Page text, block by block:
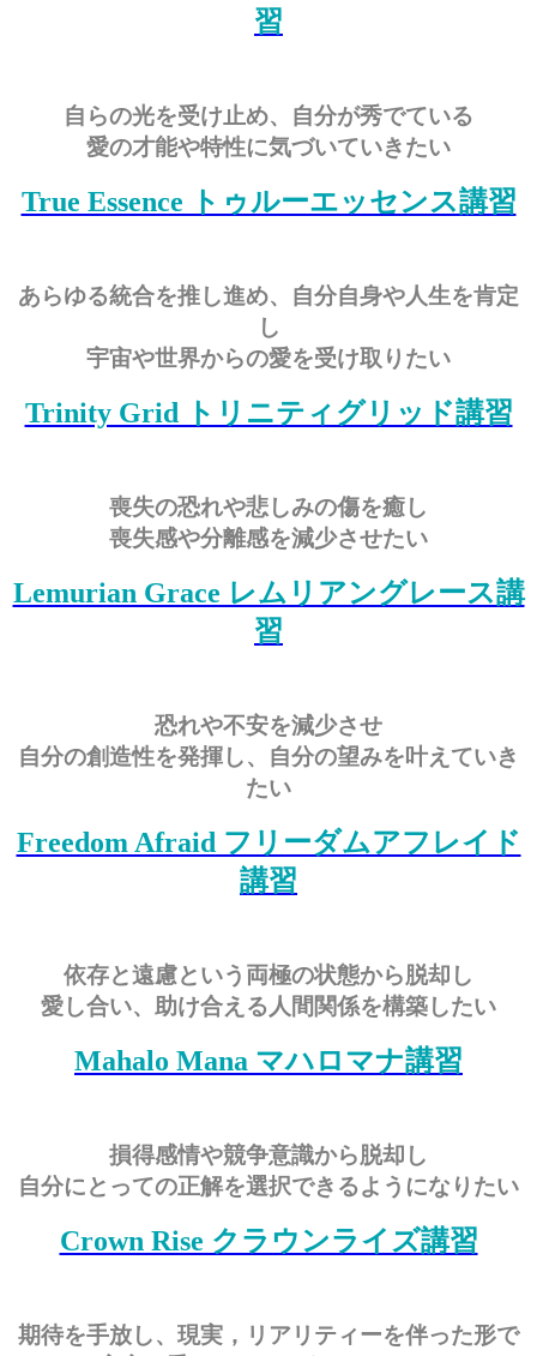
習
自らの光を受け止め、自分が秀でている
愛の才能や特性に気づいていきたい
True Essence トゥルーエッセンス講習
あらゆる統合を推し進め、自分自身や人生を肯定
し
宇宙や世界からの愛を受け取りたい
Trinity Grid トリニティグリッド講習
喪失の恐れや悲しみの傷を癒し
喪失感や分離感を減少させたい
Lemurian Grace レムリアングレース講
習
恐れや不安を減少させ
自分の創造性を発揮し、自分の望みを叶えていき
たい
Freedom Afraid フリーダムアフレイド
講習
依存と遠慮という両極の状態から脱却し
愛し合い、助け合える人間関係を構築したい
Mahalo Mana マハロマナ講習
損得感情や競争意識から脱却し
自分にとっての正解を選択できるようになりたい
Crown Rise クラウンライズ講習
期待を手放し、現実，リアリティーを伴った形で